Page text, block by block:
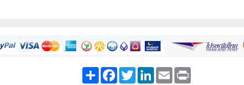
Share FacebookTwitter LinkedInEmail